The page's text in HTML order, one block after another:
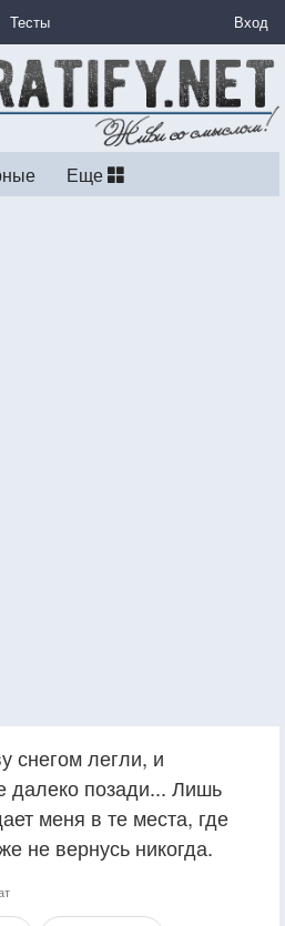
Тесты Вход
Еще
снегом легли, и
далеко позади... Лишь
меня в те места, где
не вернусь никогда.